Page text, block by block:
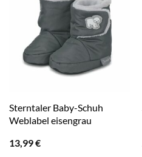
Sterntaler Baby-Schuh
Weblabel eisengrau
13,99€